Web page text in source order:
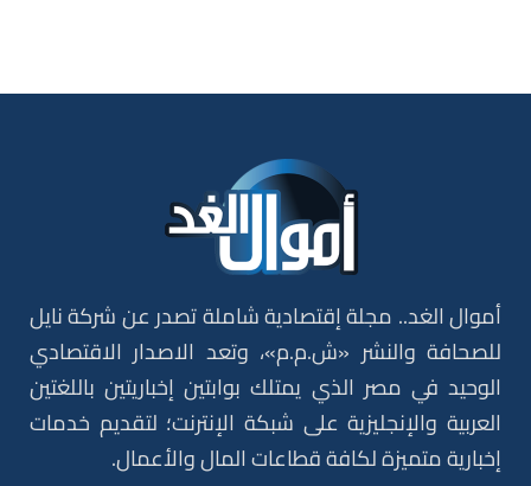
أموال الغد.. مجلة إقتصادية شاملة تصدر عن شركة نايل
للصحافة والنشر «ش.م.م»، وتعد الاصدار الاقتصادي
الوحيد في مصر الذي يمتلك بوابتين إخباريتين باللغتين
العربية والإنجليزية على شبكة الإنترنت؛ لتقديم خدمات
إخبارية متميزة لكافة قطاعات المال والأعمال.